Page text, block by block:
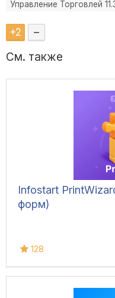
Управление Торговлей
+2 –
См. также
Infostart
форм)
128